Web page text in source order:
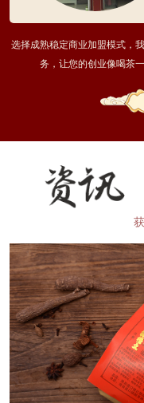
选择成熟稳定商业加盟模式，
务，让您的创业像喝茶